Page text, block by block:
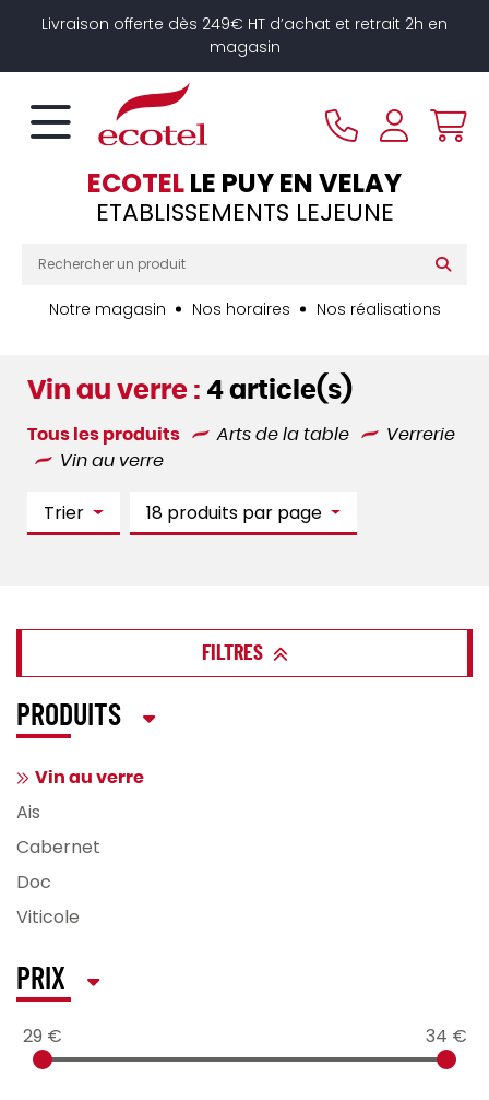
Livraison offerte dès 249€ HT d’achat et retrait 2h en
magasin
ECOTELLE PUY EN VELAY
ETABLISSEMENTS LEJEUNE
Notre magasin Nos horaires Nos réalisations
Vin au verre : 4 article(s)
Tous les produits Arts de la table
Verrerie
Vin au verre
Trier 18 produits par page
FILTRES
PRODUITS
Vin au verre
Ais
Cabernet
Doc
Viticole
PRIX
29 € 34 €
Panneau de gestion des cookies